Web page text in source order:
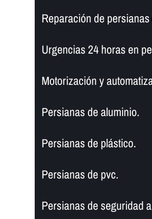
Reparación de
Urgencias 24 horas en
Motorización y
Persianas de aluminio.
Persianas de plástico.
Persianas de pvc.
Persianas de seguridad